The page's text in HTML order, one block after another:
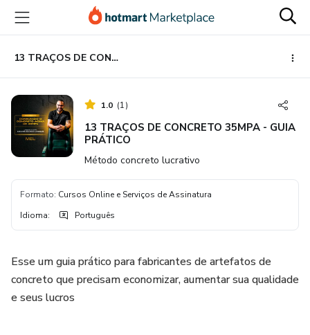
para
conteúdo
principal
para
pagamento
para
rodapé
13 TRAÇOS DE CONCRETO 35MPA - GUIA PRÁTICO
1.0 (1)
13 TRAÇOS DE CONCRETO 35MPA - GUIA
PRÁTICO
Método concreto lucrativo
Formato: Cursos Online e Serviços de Assinatura
Idioma: Português
Esse um guia prático para fabricantes de artefatos de
concreto que precisam economizar, aumentar sua qualidade
e seus lucrosㅤㅤㅤㅤㅤㅤㅤㅤㅤㅤㅤㅤㅤㅤㅤㅤㅤㅤㅤㅤㅤㅤㅤㅤㅤㅤㅤㅤㅤㅤㅤㅤㅤㅤㅤㅤㅤㅤㅤㅤㅤㅤㅤㅤㅤㅤㅤㅤㅤㅤㅤㅤㅤㅤㅤㅤㅤㅤㅤㅤㅤㅤㅤㅤㅤㅤㅤㅤㅤㅤㅤㅤㅤㅤㅤㅤㅤㅤㅤㅤㅤㅤㅤㅤㅤㅤㅤㅤㅤㅤㅤㅤㅤㅤㅤㅤㅤ